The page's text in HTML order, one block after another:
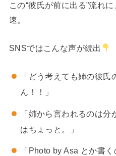
この“彼氏が前に出る”流れ
速。
SNSではこんな声が続出
「どう考えても姉の彼
ん！！」
「姉から言われるのは
はちょっと。」
「Photo by Asa とか書